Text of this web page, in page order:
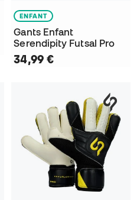
ENFANT
Gants Enfant
Serendipity Futsal Pro
34,99 €